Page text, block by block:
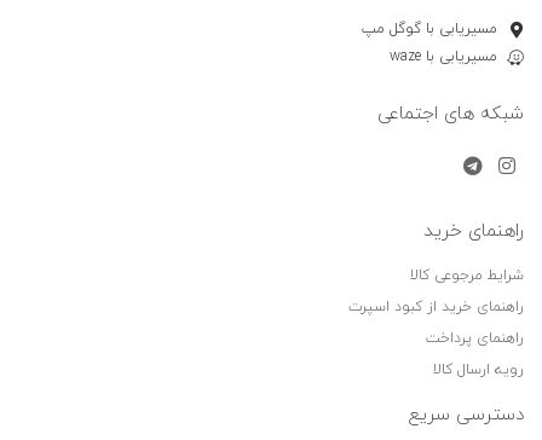
مسیریابی با گوگل مپ
مسیریابی با waze
شبکه های اجتماعی
راهنمای خرید
شرایط مرجوعی کالا
راهنمای خرید از کبود اسپرت
راهنمای پرداخت
رویه ارسال کالا
دسترسی سریع